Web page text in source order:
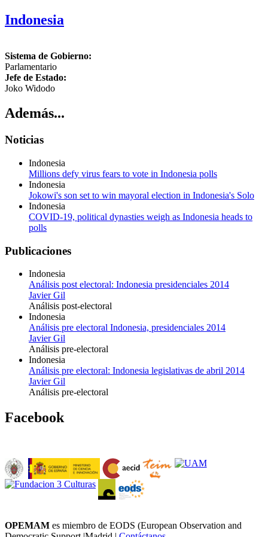
Indonesia
Sistema de Gobierno:
Parlamentario
Jefe de Estado:
Joko Widodo
Además...
Noticias
Indonesia
Millions defy virus fears to vote in Indonesia polls
Indonesia
Jokowi's son set to win mayoral election in Indonesia's Solo
Indonesia
COVID-19, political dynasties weigh as Indonesia heads to
polls
Publicaciones
Indonesia
Análisis post electoral: Indonesia presidenciales 2014
Javier Gil
Análisis post-electoral
Indonesia
Análisis pre electoral Indonesia, presidenciales 2014
Javier Gil
Análisis pre-electoral
Indonesia
Análisis pre electoral: Indonesia legislativas de abril 2014
Javier Gil
Análisis pre-electoral
Facebook
OPEMAM es miembro de EODS (European Observation and